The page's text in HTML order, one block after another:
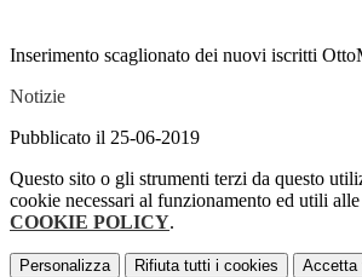
Inserimento scaglionato dei nuovi iscritti
Notizie
Pubblicato il 25-06-2019
Questo sito o gli strumenti terzi da questo
cookie necessari al funzionamento ed utili
COOKIE POLICY.
Personalizza Rifiuta tutti i cookies Accetta